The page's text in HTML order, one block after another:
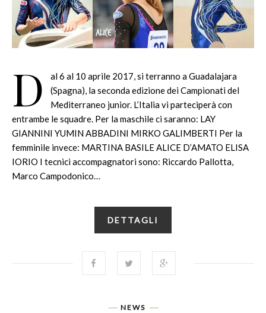
D
al 6 al 10 aprile 2017, si terranno a Guadalajara
(Spagna), la seconda edizione dei Campionati del
Mediterraneo junior. L’Italia vi parteciperà con
entrambe le squadre. Per la maschile ci saranno: LAY
GIANNINI YUMIN ABBADINI MIRKO GALIMBERTI Per la
femminile invece: MARTINA BASILE ALICE D’AMATO ELISA
IORIO I tecnici accompagnatori sono: Riccardo Pallotta,
Marco Campodonico…
DETTAGLI
NEWS